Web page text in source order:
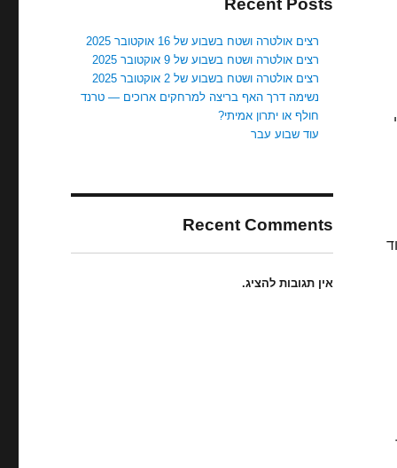
Recent Posts
רצים אולטרה ושטח בשבוע של 16 אוקטובר 2025
רצים אולטרה ושטח בשבוע של 9 אוקטובר 2025
רצים אולטרה ושטח בשבוע של 2 אוקטובר 2025
נשימה דרך האף בריצה למרחקים ארוכים — טרנד
חולף או יתרון אמיתי?
עוד שבוע עבר
Recent Comments
אין תגובות להציג.